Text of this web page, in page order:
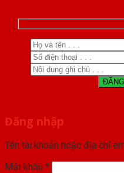
Đăng nhập
Tên tài khoản hoặc địa chỉ
Mật khẩu *